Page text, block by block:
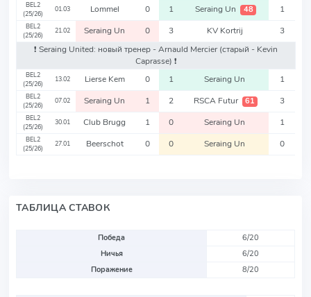
BEL2
(25/26)
01.03 Lommel 0 1 Seraing Un 48 1
BEL2
(25/26)
21.02 Seraing Un 0 3 KV Kortrij
3
❗️ Seraing United: новый тренер - Arnauld Mercier(старый - Kevin
Caprasse) ❗️
BEL2
(25/26)
13.02 Lierse Kem 0 1 Seraing Un 1
BEL2
(25/26)
07.02 Seraing Un 1 2 RSCA Futur 61 3
BEL2
(25/26)
30.01 Club Brugg 1 0 Seraing Un 1
BEL2
(25/26)
27.01 Beerschot 0 0 Seraing Un 0
ТАБЛИЦА СТАВОК
Победа
6/20
Ничья
6/20
Поражение
8/20